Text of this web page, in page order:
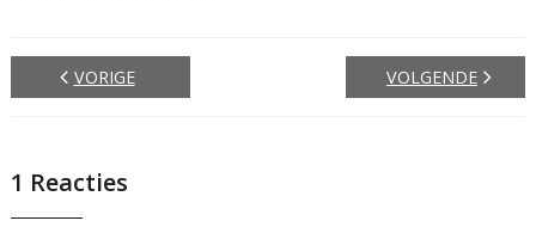
VORIGE VOLGENDE
1 Reacties